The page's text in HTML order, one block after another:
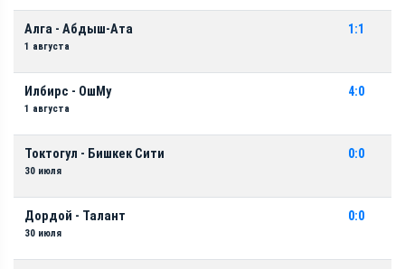
Алга - Абдыш-Ата
1 августа
1:1
Илбирс - ОшМу
1 августа
4:0
Токтогул - Бишкек Сити
30 июля
0:0
Дордой - Талант
30 июля
0:0